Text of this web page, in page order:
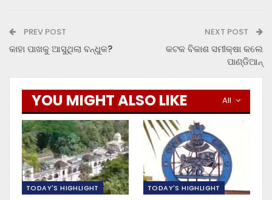
PREV POST
କାହା ପାଖକୁ ଆସୁଥିଲା ବନ୍ଧୁକ?
NEXT POST
କଟକ ବିକାଶ ସମୀକ୍ଷା କଲେ
ପାଣ୍ଡିଆନ୍
All
YOU MIGHT ALSO LIKE
TODAY'S HIGHLIGHT TODAY'S HIGHLIGHT